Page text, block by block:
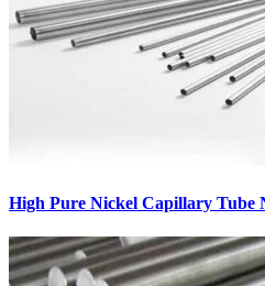
High Pure Nickel Capillary Tube